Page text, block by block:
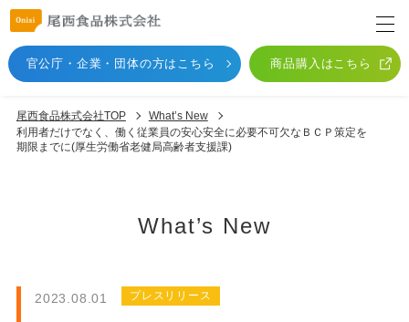
官公庁・企業・団体の方はこちら 商品購入はこちら
尾西食品株式会社TOP
What’s New
利用者だけでなく、働く従業員の安心安全に必要不可欠なＢＣＰ策定を
期限までに(厚生労働省老健局高齢者支援課)
What’s New
2023.08.01 プレスリリース